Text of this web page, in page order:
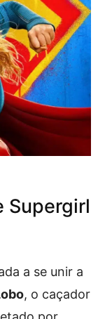
Supergirl
a se unir a
, o caçador